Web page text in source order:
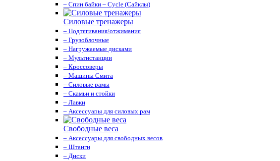
– Спин байки – Cycle (Сайклы)
Силовые тренажеры
– Подтягивания/отжимания
– Грузоблочные
– Нагружаемые дисками
– Мультистанции
– Кроссоверы
– Машины Смита
– Силовые рамы
– Скамьи и стойки
– Лавки
– Аксессуары для силовых рам
Свободные веса
– Аксессуары для свободных весов
– Штанги
– Диски